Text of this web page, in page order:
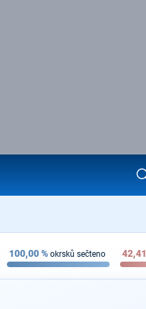
100,00% okrsků sečteno 42,41